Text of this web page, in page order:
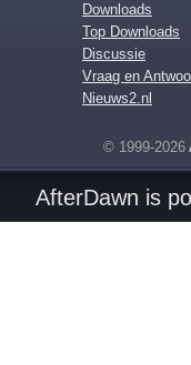
Downloads
Top Downloads
Discussie
Vraag en
Nieuws2.nl
© 1999-2026
AfterDawn is